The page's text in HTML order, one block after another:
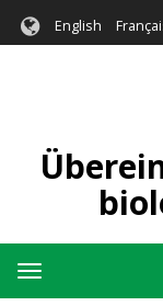
zum
English
Navigation
aktivieren/